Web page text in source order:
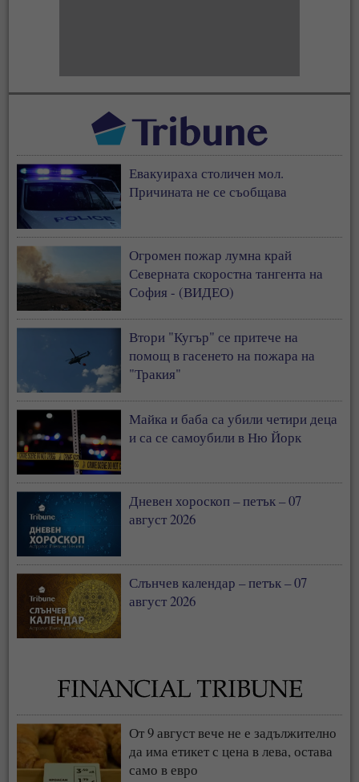
Евакуираха столичен мол.
Причината не се съобщава
Огромен пожар лумна край
Северната скоростна тангента на
София - (ВИДЕО)
Втори "Кугър" се притече на
помощ в гасенето на пожара на
"Тракия"
Майка и баба са убили четири деца
и са се самоубили в Ню Йорк
Дневен хороскоп – петък – 07
август 2026
Слънчев календар – петък – 07
август 2026
От 9 август вече не е задължително
да има етикет с цена в лева, остава
само в евро